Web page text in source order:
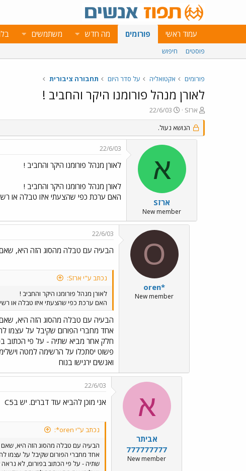
עמוד ראשי פורומים מה חדש משתמשים
פוסטים חיפוש
פורומים אקטואליה על סדר היום תחבורה ציבורית
לאורן מנהל פורומנו היקר והחביב !
פ
ו
ת
ח
ארזS
פ
ו
ר
ס
ם
ת
ר
י
22/6/03
הנושא נעול.
א
ארזS
New member
22/6/03
לאורן מנהל פורומנו היקר והחביב !
לאורן מנהל פורומנו היקר והחביב !
האם ערכת כפי שהצעתי איזו טבלה או
O
oren*
New member
22/6/03
הבעיה עם טבלה מהסוג הזה היא,
נכתב ע"י ארזS:
לאורן מנהל פורומנו היקר והחביב !
האם ערכת כפי שהצעתי איזו טבלה או
הבעיה עם טבלה מהסוג הזה היא,
אחד מחברי הפורום שקיבל על עצמו
חלק אחר מביא שתיה - על פי הכתוב
פשוט יסתכלו על הרשימה למטה
ואנשים ירגישו בנוח
א
אביתר
777777777
New member
22/6/03
אני מוכן להביא עוד דברים. יש בC5
נכתב ע"י oren*:
הבעיה עם טבלה מהסוג הזה היא, שאם
אחד מחברי הפורום שקיבל על עצמו
שתיה - על פי הכתוב בפורום, לא